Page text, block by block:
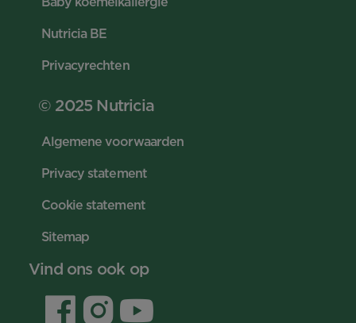
Nutricia BE
Privacyrechten
© 2025 Nutricia
Algemene voorwaarden
Privacy statement
Cookie statement
Sitemap
Vind ons ook op